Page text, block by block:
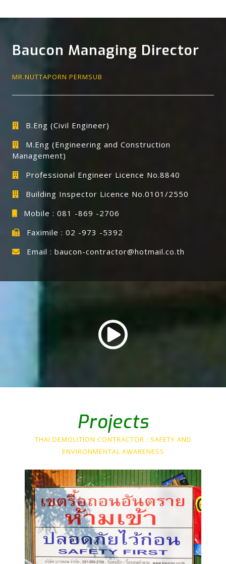
Baucon Managing Director
MR.NUTTAPORN PERMSUB
B.Eng (Civil Engineer)
M.Eng (Engineering and Construction
Management)
Professional Engineer Licence No.8840
Building Inspector Licence No.0101/2550
Mobile : 081 -869 -2706
Faximile : 02 -973 -5392
Email : baucon-contractor@hotmail.co.th
Projects
THAI DEMOLITION CONTRACTOR : SAFETY AND
ENVIRONMENTAL AWARENESS